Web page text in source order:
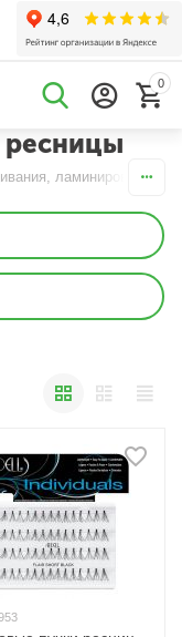
0
ресницы
ламинирования и